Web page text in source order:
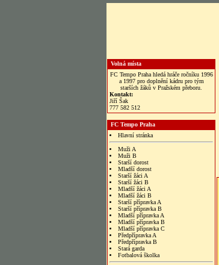
Volná místa
FC Tempo Praha hledá hráče ročníku 1996
a 1997 pro doplnění kádru pro tým
starších žáků v Pražském přeboru.
Kontakt:
Jiří Šak
777 582 512
FC Tempo Praha
Hlavní stránka
Muži A
Muži B
Starší dorost
Mladší dorost
Starší žáci A
Starší žáci B
Mladší žáci A
Mladší žáci B
Starší přípravka A
Starší přípravka B
Mladší přípravka A
Mladší přípravka B
Mladší přípravka C
Předpřípravka A
Předpřípravka B
Stará garda
Fotbalová školka